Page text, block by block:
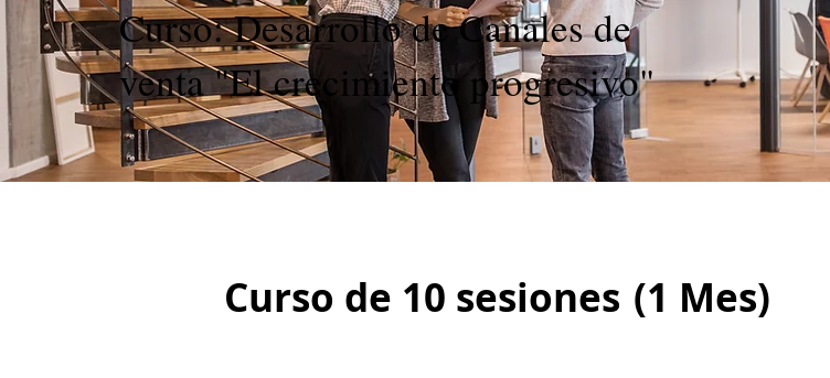
PRESENTACIÓN DEL CURSO:
Curso: Desarrollo de Canales de
venta "El crecimiento progresivo"
Curso de 10 sesiones (1 Mes)